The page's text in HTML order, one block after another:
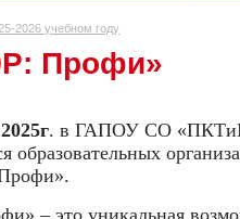
2026 учебном году
Профи»
. в ГАПОУ СО
образовательных